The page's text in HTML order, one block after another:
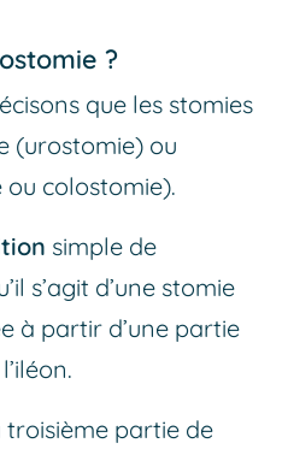
?
que les stomies
(urostomie) ou
colostomie).
simple de
s’agit d’une stomie
à partir d’une partie
troisième partie de